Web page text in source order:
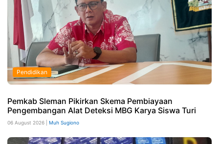
Pendidikan
Pemkab Sleman Pikirkan Skema Pembiayaan
Pengembangan Alat Deteksi MBG Karya Siswa Turi
06 August 2026 | Muh Sugiono